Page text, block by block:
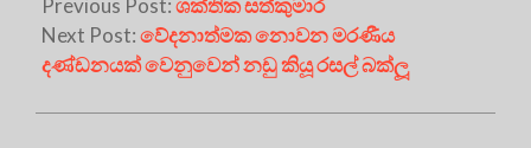
Previous Post:ශක්තික සත්කුමාර
Next Post:වේදනාත්මක නොවන මරණීය
දණ්ඩනයක් වෙනුවෙන් නඩු කියූ රසල් බක්ලූ